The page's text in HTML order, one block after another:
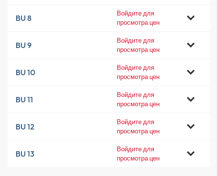
BU 8
Войдите для
просмотра цен
BU 9
Войдите для
просмотра цен
BU 10
Войдите для
просмотра цен
BU 11
Войдите для
просмотра цен
BU 12
Войдите для
просмотра цен
BU 13
Войдите для
просмотра цен